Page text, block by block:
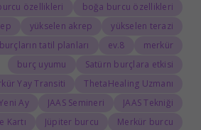
boğa burcu özellikleri
özellikleri
yükselen terazi
yükselen akrep
merkür
8.ev
burçların tatil planları
Satürn burçlara etkisi
burç uyumu
ThetaHealing Uzmanı
Yay Transiti
JAAS Tekniği
JAAS Semineri
Ay
Merkür burcu
Jüpiter burcu
Kartı